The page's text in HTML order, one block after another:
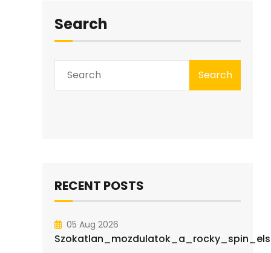
Search
Search
RECENT POSTS
05 Aug 2026